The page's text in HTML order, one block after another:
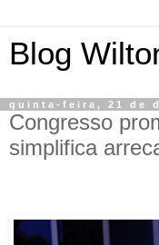
Blog
quinta-feira, 21 de
Congresso
simplifica